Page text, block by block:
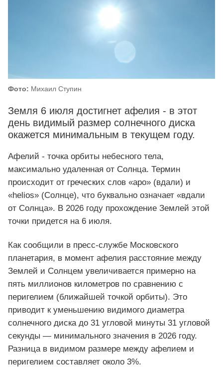
Фото: Михаил Ступин
Земля 6 июля достигнет афелия - в этот
день видимый размер солнечного диска
окажется минимальным в текущем году.
Афелий - точка орбиты небесного тела,
максимально удаленная от Солнца. Термин
происходит от греческих слов «аpo» (вдали) и
«helios» (Солнце), что буквально означает «вдали
от Солнца». В 2026 году прохождение Землей этой
точки придется на 6 июля.
Как сообщили в пресс-службе Московского
планетария, в момент афелия расстояние между
Землей и Солнцем увеличивается примерно на
пять миллионов километров по сравнению с
перигелием (ближайшей точкой орбиты). Это
приводит к уменьшению видимого диаметра
солнечного диска до 31 угловой минуты 31 угловой
секунды — минимального значения в 2026 году.
Разница в видимом размере между афелием и
перигелием составляет около 3%.